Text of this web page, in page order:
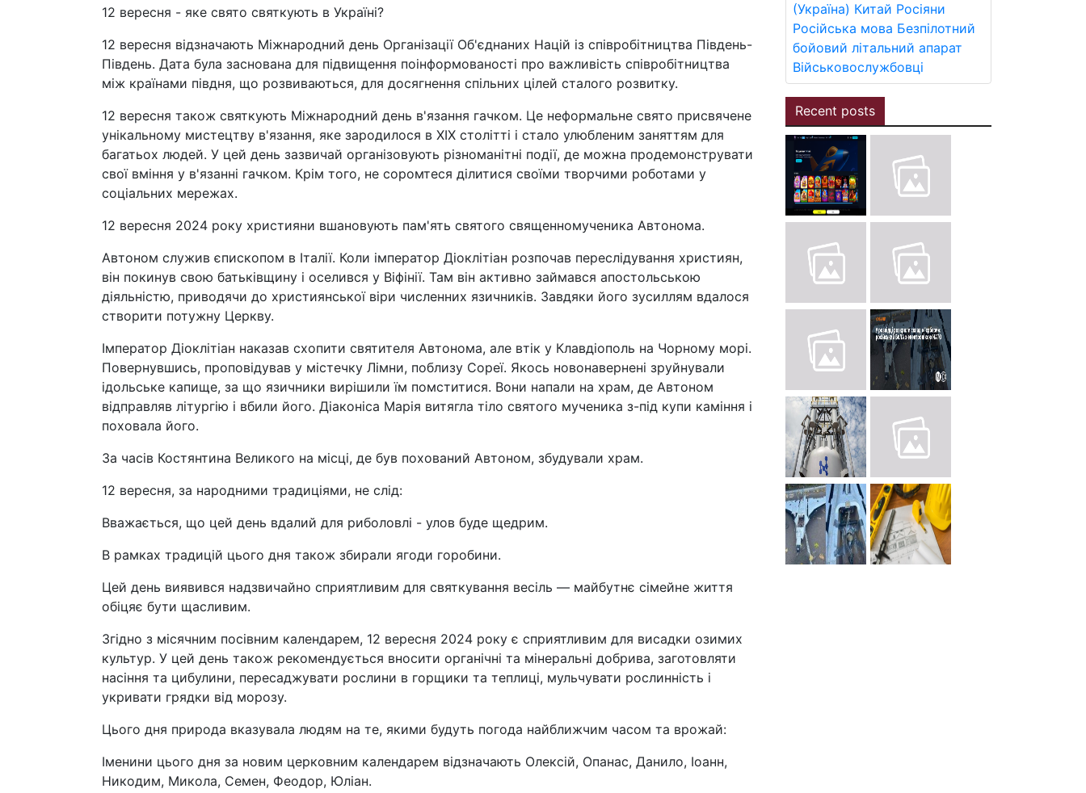
12 вересня - яке свято святкують в Україні?
12 вересня відзначають Міжнародний день Організації Об'єднаних Націй із співробітництва Південь-
Південь. Дата була заснована для підвищення поінформованості про важливість співробітництва
між країнами півдня, що розвиваються, для досягнення спільних цілей сталого розвитку.
12 вересня також святкують Міжнародний день в'язання гачком. Це неформальне свято присвячене
унікальному мистецтву в'язання, яке зародилося в XIX столітті і стало улюбленим заняттям для
багатьох людей. У цей день зазвичай організовують різноманітні події, де можна продемонструвати
свої вміння у в'язанні гачком. Крім того, не соромтеся ділитися своїми творчими роботами у
соціальних мережах.
12 вересня 2024 року християни вшановують пам'ять святого священномученика Автонома.
Автоном служив єпископом в Італії. Коли імператор Діоклітіан розпочав переслідування християн,
він покинув свою батьківщину і оселився у Віфінії. Там він активно займався апостольською
діяльністю, приводячи до християнської віри численних язичників. Завдяки його зусиллям вдалося
створити потужну Церкву.
Імператор Діоклітіан наказав схопити святителя Автонома, але втік у Клавдіополь на Чорному морі.
Повернувшись, проповідував у містечку Лімни, поблизу Сореї. Якось новонавернені зруйнували
ідольське капище, за що язичники вирішили їм помститися. Вони напали на храм, де Автоном
відправляв літургію і вбили його. Діаконіса Марія витягла тіло святого мученика з-під купи каміння і
поховала його.
За часів Костянтина Великого на місці, де був похований Автоном, збудували храм.
12 вересня, за народними традиціями, не слід:
Вважається, що цей день вдалий для риболовлі - улов буде щедрим.
В рамках традицій цього дня також збирали ягоди горобини.
Цей день виявився надзвичайно сприятливим для святкування весіль — майбутнє сімейне життя
обіцяє бути щасливим.
Згідно з місячним посівним календарем, 12 вересня 2024 року є сприятливим для висадки озимих
культур. У цей день також рекомендується вносити органічні та мінеральні добрива, заготовляти
насіння та цибулини, пересаджувати рослини в горщики та теплиці, мульчувати рослинність і
укривати грядки від морозу.
Цього дня природа вказувала людям на те, якими будуть погода найближчим часом та врожай:
Іменини цього дня за новим церковним календарем відзначають Олексій, Опанас, Данило, Іоанн,
Никодим, Микола, Семен, Феодор, Юліан.
(Україна) Китай Росіяни
Російська мова Безпілотний
бойовий літальний апарат
Військовослужбовці
Recent posts